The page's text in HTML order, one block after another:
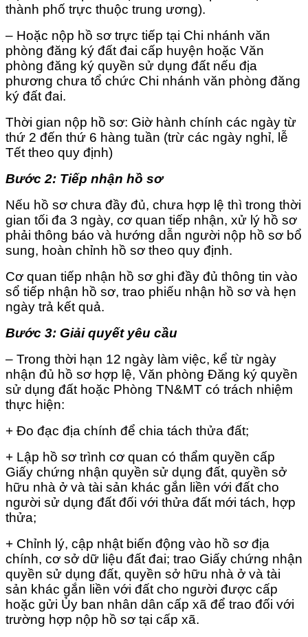
thành phố trực thuộc trung ương).
– Hoặc nộp hồ sơ trực tiếp tại Chi nhánh văn
phòng đăng ký đất đai cấp huyện hoặc Văn
phòng đăng ký quyền sử dụng đất nếu địa
phương chưa tổ chức Chi nhánh văn phòng đăng
ký đất đai.
Thời gian nộp hồ sơ: Giờ hành chính các ngày từ
thứ 2 đến thứ 6 hàng tuần (trừ các ngày nghỉ, lễ
Tết theo quy định)
Bước 2: Tiếp nhận hồ sơ
Nếu hồ sơ chưa đầy đủ, chưa hợp lệ thì trong thời
gian tối đa 3 ngày, cơ quan tiếp nhận, xử lý hồ sơ
phải thông báo và hướng dẫn người nộp hồ sơ bổ
sung, hoàn chỉnh hồ sơ theo quy định.
Cơ quan tiếp nhận hồ sơ ghi đầy đủ thông tin vào
sổ tiếp nhận hồ sơ, trao phiếu nhận hồ sơ và hẹn
ngày trả kết quả.
Bước 3: Giải quyết yêu cầu
– Trong thời hạn 12 ngày làm việc, kể từ ngày
nhận đủ hồ sơ hợp lệ, Văn phòng Đăng ký quyền
sử dụng đất hoặc Phòng TN&MT có trách nhiệm
thực hiện:
+ Đo đạc địa chính để chia tách thửa đất;
+ Lập hồ sơ trình cơ quan có thẩm quyền cấp
Giấy chứng nhận quyền sử dụng đất, quyền sở
hữu nhà ở và tài sản khác gắn liền với đất cho
người sử dụng đất đối với thửa đất mới tách, hợp
thửa;
+ Chỉnh lý, cập nhật biến động vào hồ sơ địa
chính, cơ sở dữ liệu đất đai; trao Giấy chứng nhận
quyền sử dụng đất, quyền sở hữu nhà ở và tài
sản khác gắn liền với đất cho người được cấp
hoặc gửi Ủy ban nhân dân cấp xã để trao đối với
trường hợp nộp hồ sơ tại cấp xã.